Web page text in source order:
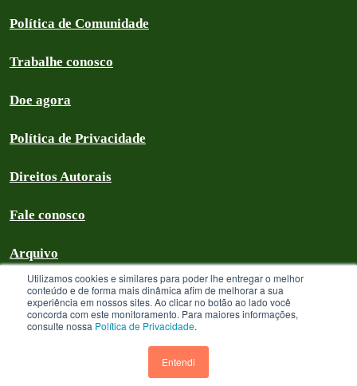
Utilizamos cookies e similares para poder lhe entregar o melhor
conteúdo e de forma mais dinâmica afim de melhorar a sua
experiência em nossos sites. Ao clicar no botão ao lado você
concorda com este monitoramento. Para maiores informações,
consulte nossa Política de Privacidade.
Entendi
Política de Comunidade
Trabalhe conosco
Doe agora
Política de Privacidade
Direitos Autorais
Fale conosco
Arquivo
Greenpeace Brasil 2026
sem fins lucrativos que goza de isenção com relação aos tributos federais
devidos sobre suas receitas próprias. A menos que especificado o contrário,
os textos neste site estão licenciados sob uma licença CC-BY International